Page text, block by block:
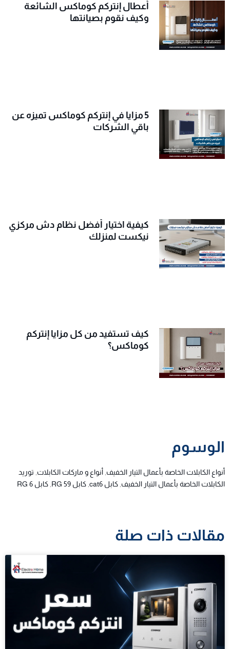
أعطال إنتركم كوماكس الشائعة
وكيف نقوم بصيانتها
5 مزايا في إنتركم كوماكس تميزه عن
باقي الشركات
كيفية اختيار أفضل نظام دش مركزي
نيكست لمنزلك
كيف تستفيد من كل مزايا إنتركم
كوماكس؟
الوسوم
أنواع الكابلات الخاصة بأعمال التيار الخفيف أنواع و ماركات الكابلات توريد
الكابلات الخاصة بأعمال التيار الخفيف كابل cat6 كابل RG 59 كابل RG 6
مقالات ذات صلة